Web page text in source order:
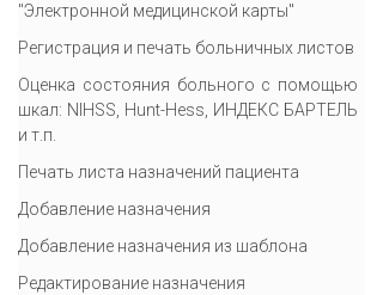
"Электронной медицинской карты"
Регистрация и печать больничных листов
Оценка состояния больного с помощью
шкал: NIHSS, Hunt-Hess, ИНДЕКС БАРТЕЛЬ
и т.п.
Печать листа назначений пациента
Добавление назначения
Добавление назначения из шаблона
Редактирование назначения